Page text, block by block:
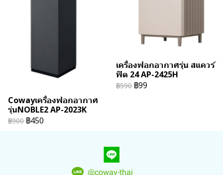
Cowayเครื่องฟอกอากาศ
รุ่นNOBLE2 AP-2023K
฿900 ฿450
เครื่องฟอกอากาศรุ่น สแควร์
ฟิต 24 AP-2425H
฿590 ฿99
@coway-thai